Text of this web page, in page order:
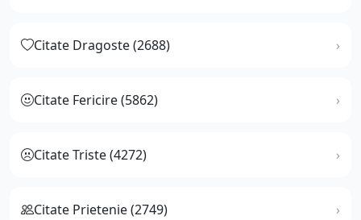
Citate Dragoste (2688)
Citate Fericire (5862)
Citate Triste (4272)
Citate Prietenie (2749)